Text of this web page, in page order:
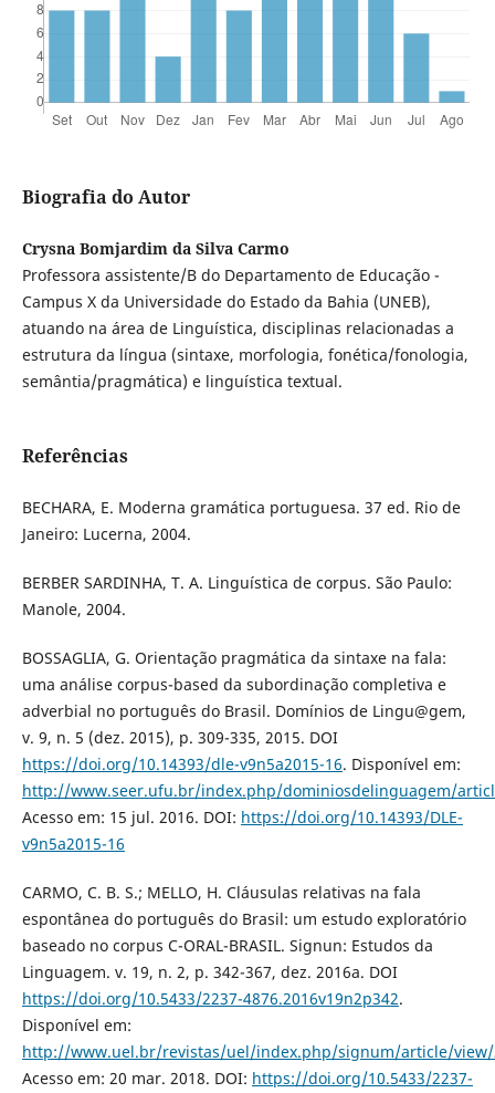
Biografia do Autor
Crysna Bomjardim da Silva Carmo
Professora assistente/B do Departamento de Educação -
Campus X da Universidade do Estado da Bahia (UNEB),
atuando na área de Linguística, disciplinas relacionadas a
estrutura da língua (sintaxe, morfologia, fonética/fonologia,
semântia/pragmática) e linguística textual.
Referências
BECHARA, E. Moderna gramática portuguesa. 37 ed. Rio de
Janeiro: Lucerna, 2004.
BERBER SARDINHA, T. A. Linguística de corpus. São Paulo:
Manole, 2004.
BOSSAGLIA, G. Orientação pragmática da sintaxe na fala:
uma análise corpus-based da subordinação completiva e
adverbial no português do Brasil. Domínios de Lingu@gem,
v. 9, n. 5 (dez. 2015), p. 309-335, 2015. DOI
https://doi.org/10.14393/dle-v9n5a2015-16. Disponível em:
http://www.seer.ufu.br/index.php/dominiosdelinguagem/
Acesso em: 15 jul. 2016. DOI: https://doi.org/10.14393/DLE-
v9n5a2015-16
CARMO, C. B. S.; MELLO, H. Cláusulas relativas na fala
espontânea do português do Brasil: um estudo exploratório
baseado no corpus C-ORAL-BRASIL. Signun: Estudos da
Linguagem. v. 19, n. 2, p. 342-367, dez. 2016a. DOI
https://doi.org/10.5433/2237-4876.2016v19n2p342.
Disponível em:
http://www.uel.br/revistas/uel/index.php/signum/article/view/
Acesso em: 20 mar. 2018. DOI: https://doi.org/10.5433/2237-